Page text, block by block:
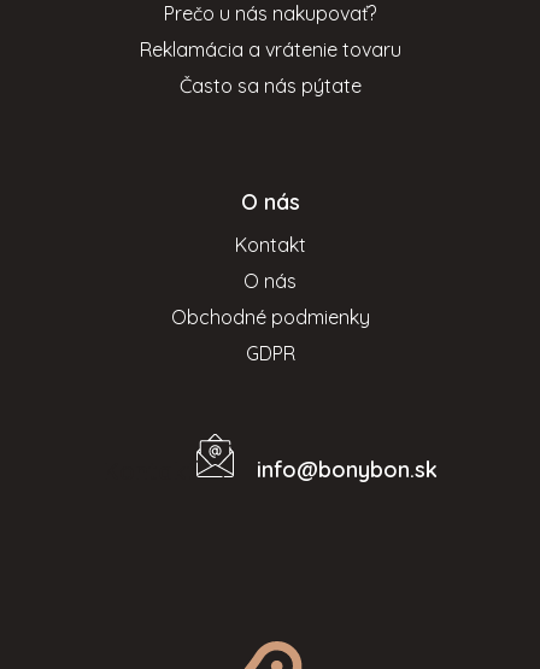
Prečo u nás nakupovať?
Reklamácia a vrátenie tovaru
Často sa nás pýtate
O nás
Kontakt
O nás
Obchodné podmienky
GDPR
info@bonybon.sk